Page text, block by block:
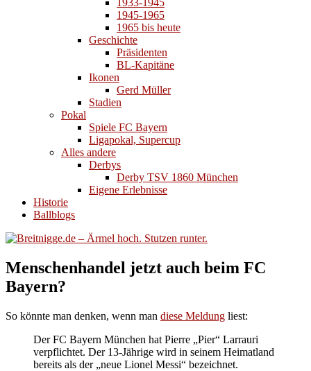
1933-1945
1945-1965
1965 bis heute
Geschichte
Präsidenten
BL-Kapitäne
Ikonen
Gerd Müller
Stadien
Pokal
Spiele FC Bayern
Ligapokal, Supercup
Alles andere
Derbys
Derby TSV 1860 München
Eigene Erlebnisse
Historie
Ballblogs
Menschenhandel jetzt auch beim FC
Bayern?
So könnte man denken, wenn man diese Meldung liest:
Der FC Bayern München hat Pierre „Pier“ Larrauri
verpflichtet. Der 13-Jährige wird in seinem Heimatland
bereits als der „neue Lionel Messi“ bezeichnet.